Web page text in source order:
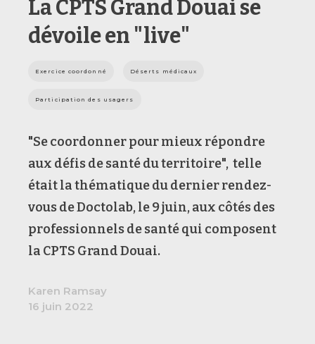
La CPTS Grand Douai se
dévoile en "live"
Exercice coordonné Déserts médicaux
Participation des usagers
"Se coordonner pour mieux répondre
aux défis de santé du territoire", telle
était la thématique du dernier rendez-
vous de Doctolab, le 9 juin, aux côtés des
professionnels de santé qui composent
la CPTS Grand Douai.
Karen Ramsay
16 juin 2022